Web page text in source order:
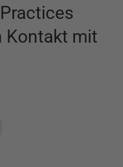
Kontakt mit